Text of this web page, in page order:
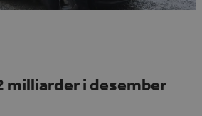
milliarder i desember